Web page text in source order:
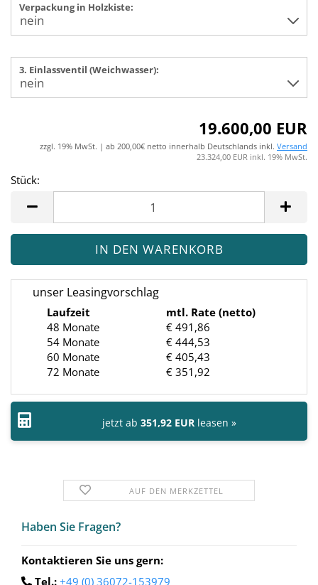
Verpackung in Holzkiste:
3. Einlassventil (Weichwasser):
19.600,00 EUR
zzgl. 19% MwSt. | ab 200,00€ netto innerhalb Deutschlands inkl. Versand
23.324,00 EUR inkl. 19% MwSt.
Stück:
unser Leasingvorschlag
Laufzeit
mtl. Rate (netto)
48 Monate
€ 491,86
54 Monate
€ 444,53
60 Monate
€ 405,43
72 Monate
€ 351,92
jetzt ab 351,92 EUR leasen »
AUF DEN MERKZETTEL
Haben Sie Fra­gen?
Kontaktieren Sie uns gern:
Tel.: +49 (0) 36072-153979